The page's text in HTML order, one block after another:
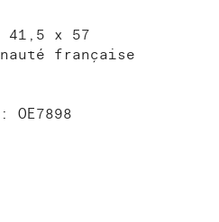
41,5 x 57
française